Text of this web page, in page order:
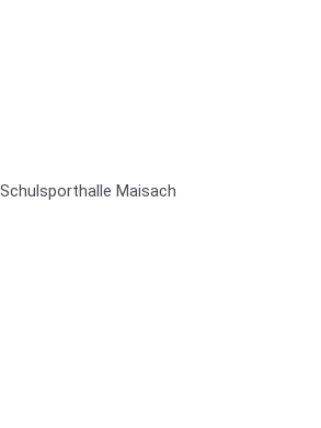
Schulsporthalle Maisach